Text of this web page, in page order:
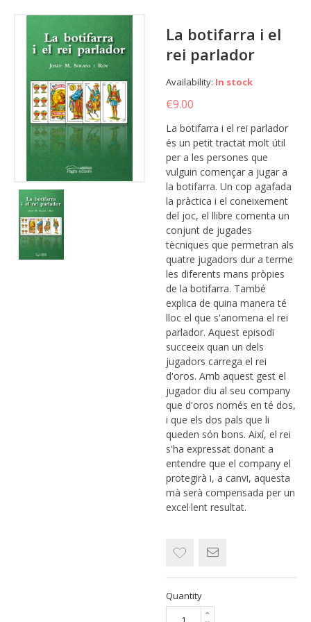
La botifarra i el
rei parlador
Availability: In stock
€9.00
La botifarra i el rei parlador
és un petit tractat molt útil
per a les persones que
vulguin començar a jugar a
la botifarra. Un cop agafada
la pràctica i el coneixement
del joc, el llibre comenta un
conjunt de jugades
tècniques que permetran als
quatre jugadors dur a terme
les diferents mans pròpies
de la botifarra. També
explica de quina manera té
lloc el que s'anomena el rei
parlador. Aquest episodi
succeeix quan un dels
jugadors carrega el rei
d'oros. Amb aquest gest el
jugador diu al seu company
que d'oros només en té dos,
i que els dos pals que li
queden són bons. Així, el rei
s'ha expressat donant a
entendre que el company el
protegirà i, a canvi, aquesta
mà serà compensada per un
excel·lent resultat.
Quantity